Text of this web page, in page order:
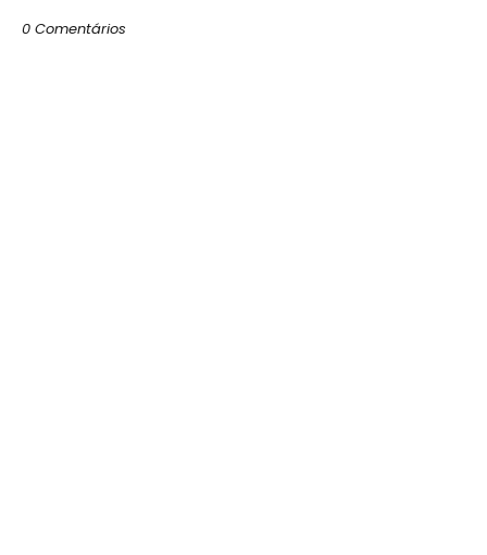
0 Comentários